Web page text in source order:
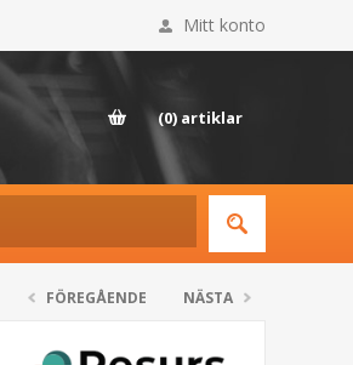
Mitt konto
(0) artiklar
FÖREGÅENDE NÄSTA